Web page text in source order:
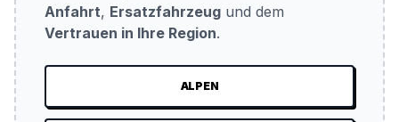
Anfahrt, Ersatzfahrzeug und dem
Vertrauen in Ihre Region.
ALPEN